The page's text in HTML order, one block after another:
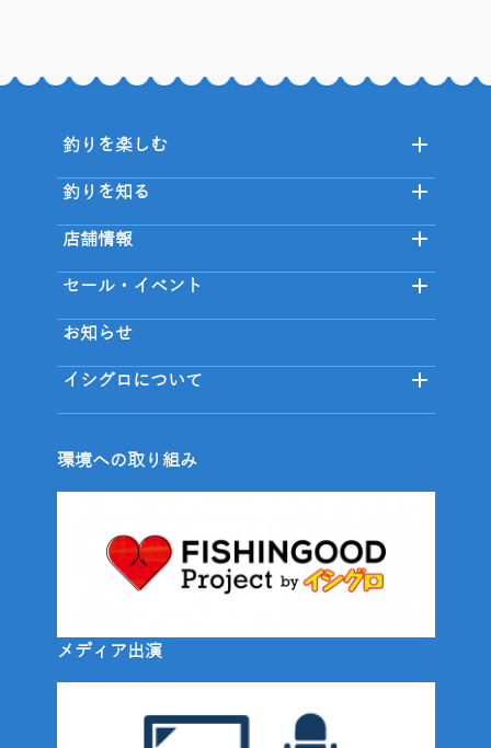
釣りを楽しむ
釣りを知る
店舗情報
セール・イベント
お知らせ
イシグロについて
環境への取り組み
メディア出演